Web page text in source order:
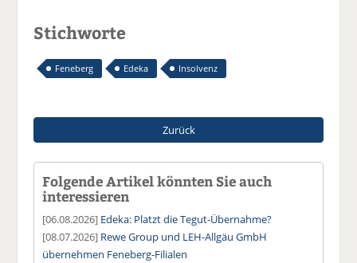
Stichworte
Feneberg Edeka Insolvenz
Zurück
Folgende Artikel könnten Sie auch
interessieren
[06.08.2026] Edeka: Platzt die Tegut-Übernahme?
[08.07.2026] Rewe Group und LEH-Allgäu GmbH
übernehmen Feneberg-Filialen